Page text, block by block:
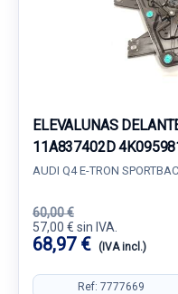
ELEVALUNAS
11A837402D
AUDI Q4 E-TRON
60,00 €
57,00 € sin IVA.
68,97 € (IVA incl.)
Ref: 7777669